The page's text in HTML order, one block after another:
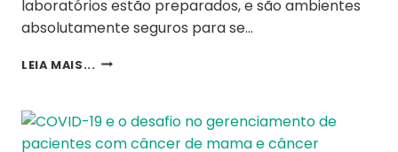
laboratórios estão preparados, e são ambientes
absolutamente seguros para se…
LEIA MAIS...